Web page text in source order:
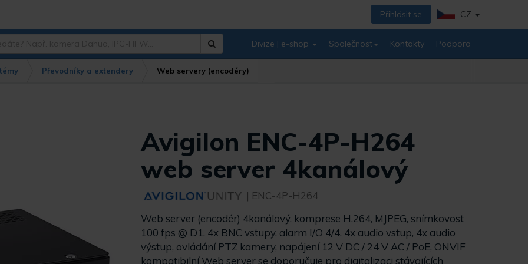
Přihlásit se CZ
Divize | e-shop Společnost Kontakty Podpora
Převodníky a extendery Web servery (encodéry)
Avigilon ENC-4P-H264
web server 4kanálový
| ENC-4P-H264
Web server (encodér) 4kanálový, komprese H.264, MJPEG, snímkovost
100 fps @ D1, 4x BNC vstupy, alarm I/O 4/4, 4x audio vstup, 4x audio
výstup, ovládání PTZ kamery, napájení 12 V DC / 24 V AC / PoE, ONVIF
kompatibilní Web server se doporučuje pro digitalizaci stávajících